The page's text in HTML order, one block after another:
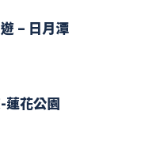
– 日月潭
蓮花公園